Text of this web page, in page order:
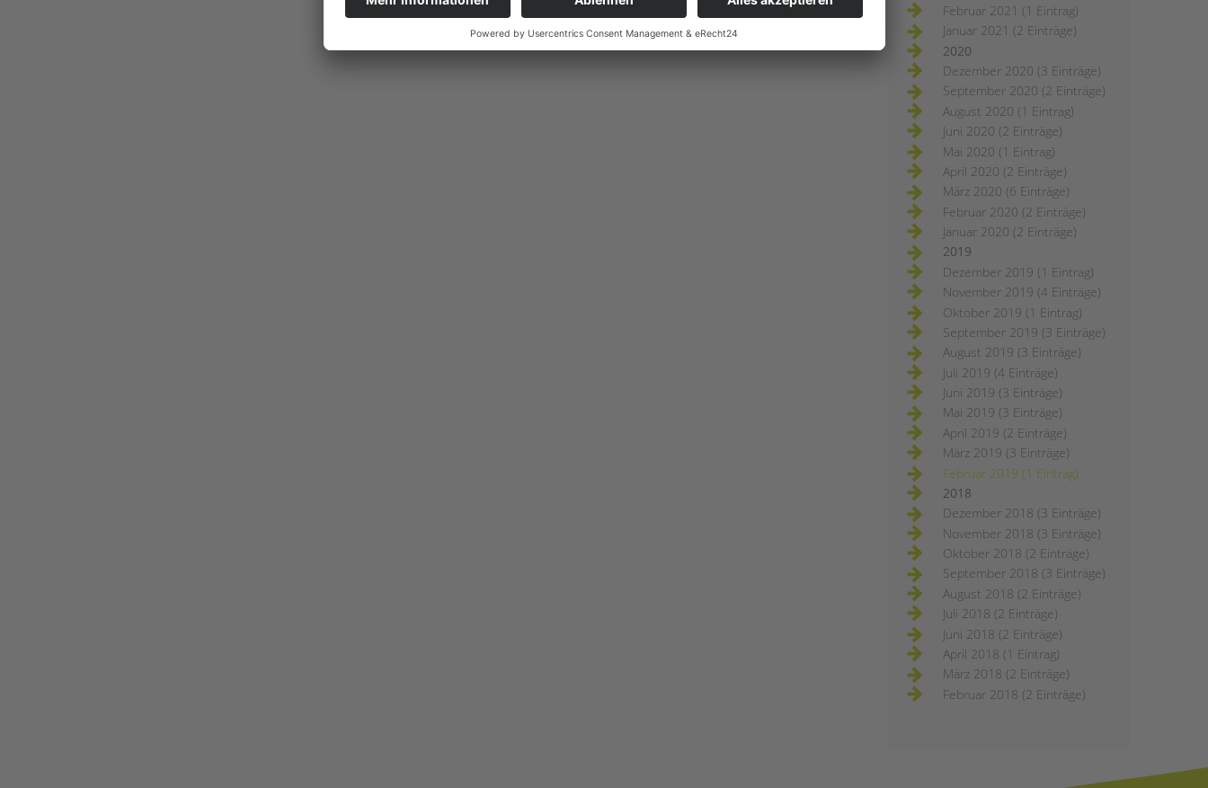
Februar 2021 (1 Eintrag)
Januar 2021 (2 Einträge)
2020
Dezember 2020 (3 Einträge)
September 2020 (2 Einträge)
August 2020 (1 Eintrag)
Juni 2020 (2 Einträge)
Mai 2020 (1 Eintrag)
April 2020 (2 Einträge)
März 2020 (6 Einträge)
Februar 2020 (2 Einträge)
Januar 2020 (2 Einträge)
2019
Dezember 2019 (1 Eintrag)
November 2019 (4 Einträge)
Oktober 2019 (1 Eintrag)
September 2019 (3 Einträge)
August 2019 (3 Einträge)
Juli 2019 (4 Einträge)
Juni 2019 (3 Einträge)
Mai 2019 (3 Einträge)
April 2019 (2 Einträge)
März 2019 (3 Einträge)
Februar 2019 (1 Eintrag)
2018
Dezember 2018 (3 Einträge)
November 2018 (3 Einträge)
Oktober 2018 (2 Einträge)
September 2018 (3 Einträge)
August 2018 (2 Einträge)
Juli 2018 (2 Einträge)
Juni 2018 (2 Einträge)
April 2018 (1 Eintrag)
März 2018 (2 Einträge)
Februar 2018 (2 Einträge)